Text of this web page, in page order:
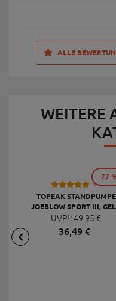
ALLE
WEITERE
53
TOPEAK STANDPUMPE
JOEBLOW SPORT III,
UVP¹:49,95 €
36,49€
-27